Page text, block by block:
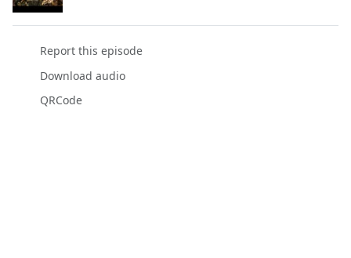
Report this episode
Download audio
QRCode